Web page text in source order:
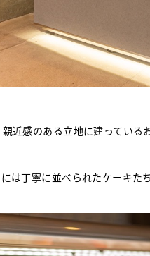
近感のある立地に建っている
は丁寧に並べられたケーキた